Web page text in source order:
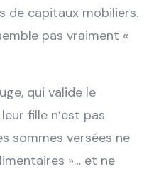
de capitaux mobiliers.
pas vraiment «
qui valide le
fille n’est pas
sommes versées ne
»… et ne